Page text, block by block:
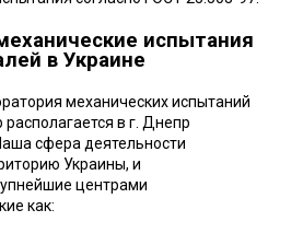
испытания
в Украине
механических испытаний
в г. Днепр
сфера деятельности
Украины, и
центрами
как: